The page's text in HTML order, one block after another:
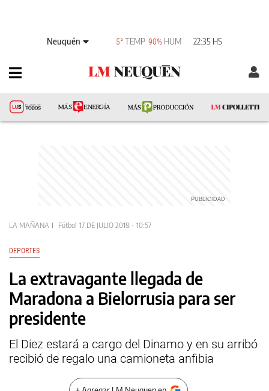
Neuquén 5°TEMP 90% HUM 22:35 HS
LA MAÑANA Fútbol 17 DE JULIO 2018 - 10:57
DEPORTES
La extravagante llegada de
Maradona a Bielorrusia para ser
presidente
El Diez estará a cargo del Dinamo y en su arribó
recibió de regalo una camioneta anfibia